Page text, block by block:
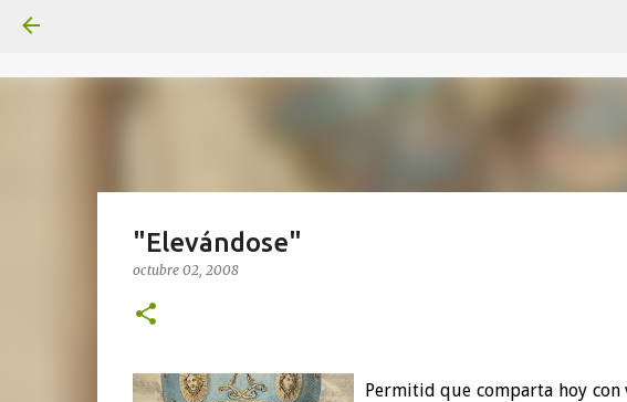
"Elevándose"
octubre 02, 2008
Permitid que comparta hoy